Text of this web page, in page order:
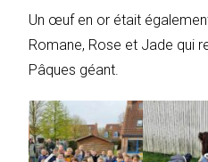
Un œuf en or était
Romane, Rose et Jade qui
Pâques géant.